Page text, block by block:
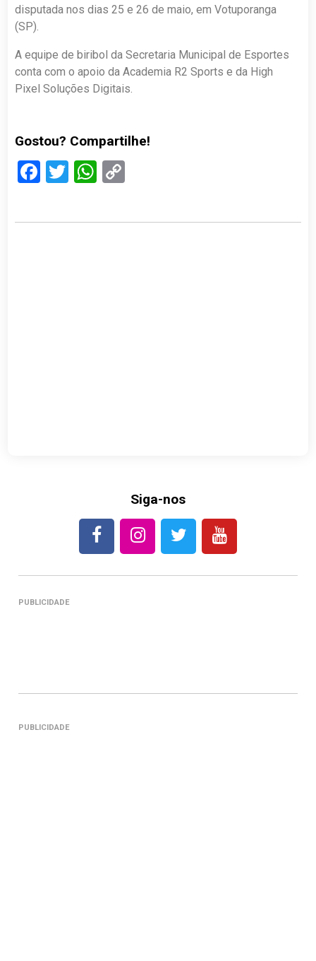
disputada nos dias 25 e 26 de maio, em Votuporanga
(SP).
A equipe de biribol da Secretaria Municipal de Esportes
conta com o apoio da Academia R2 Sports e da High
Pixel Soluções Digitais.
Gostou? Compartilhe!
Facebook
TwitterWhatsApp
Siga-nos
PUBLICIDADE
PUBLICIDADE